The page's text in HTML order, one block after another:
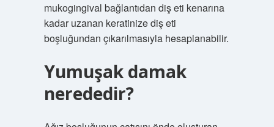
mukogingival bağlantıdan diş eti kenarına
kadar uzanan keratinize diş eti
boşluğundan çıkarılmasıyla hesaplanabilir.
Yumuşak damak
nerededir?